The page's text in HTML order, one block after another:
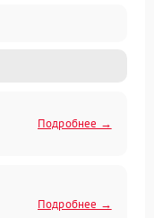
проблемы
Подробнее →
Подробнее →